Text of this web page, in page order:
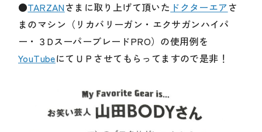
●TARZANさまに取り上げて頂いた ドクターエアさ
まのマシン（リカバリーガン・エクサガンハイパ
ー・３DスーパーブレードPRO）の使用例を
YouTubeにてＵＰさせてもらってますので是非！